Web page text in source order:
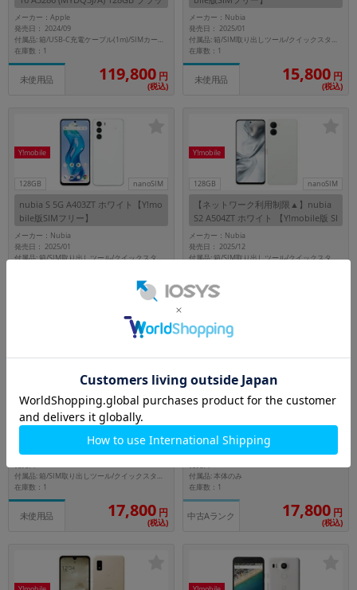
ク 【Y!mobile版SIMフリー】
メーカー：Apple
発売日： 2024/09
付属品: 箱/USB-C充電ケーブル(1m)/SIMカードツール
在庫数：1
未使用品 119,800 円
(税込)
メーカー：Nubia
発売日： 2025/01
付属品: 箱/SIM取り出しツール/クイックスタートガイド
在庫数：1
未使用品 15,800 円
(税込)
128GB nanoSIM
Y!mobile
nubia S 5G A403ZT ホワイト【Y!mo
bile版SIMフリー】
メーカー：Nubia
発売日： 2025/01
付属品: 箱/SIM取り出しツール/クイックスタートガイド
15,800
(税込)
128GB nanoSIM
Y!mobile
【ネットワーク利用制限▲】nubia
S2 A504ZT ホワイト 【Y!mobile版 SI
Mフリー】
メーカー：Nubia
発売日： 2025/12
付属品: 箱/SIM取り出しツール/クイックスタートガイド
未使用品
128GB nanoSIM
nubia S2 A504ZT ブラック【Y!mobi
メーカー：Nubia
付属品: 箱/SIM取り出しツール/クイックスタートガイド
在庫数：1
未使用品 17,800 円
(税込)
128GB nanoSIM
OPPO Reno7 A A201OP ドリームブ
ルー【Y!mobile版 SIMフリー】
メーカー：OPPO
付属品: 本体のみ
在庫数：1
中古Aランク 17,800 円
(税込)